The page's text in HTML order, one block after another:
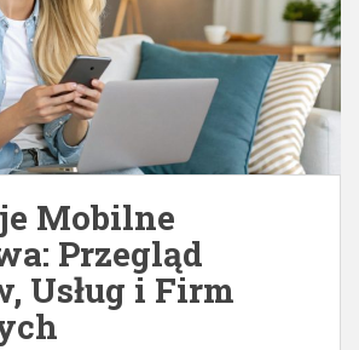
Mobilne
Przegląd
Usług i Firm